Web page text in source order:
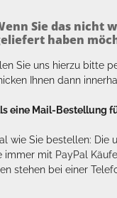
Sie das nicht
haben
Sie uns hierzu bitte
Ihnen dann
eine Mail-Bestellung
wie Sie bestellen: Die
immer mit PayPal
stehen bei einer